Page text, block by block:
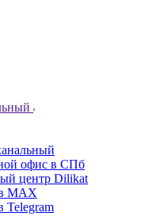
офис в СПб
центр Dilikat
MAX
Telegram